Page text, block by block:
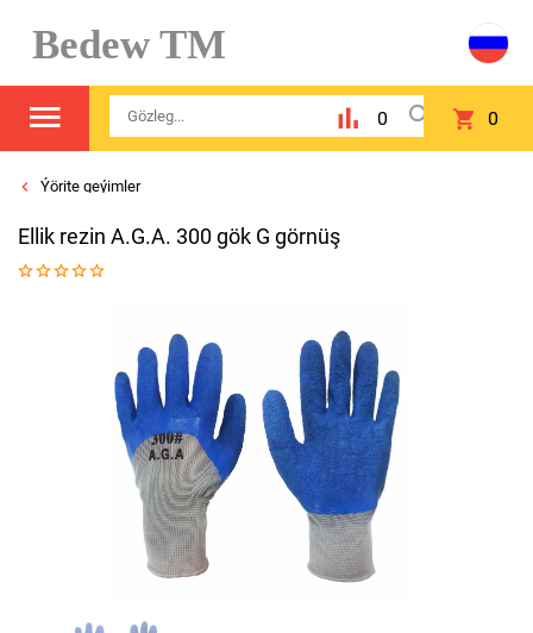
Bedew TM
0 0
Ýörite geýimler
Ellik rezin A.G.A. 300 gök G görnüş